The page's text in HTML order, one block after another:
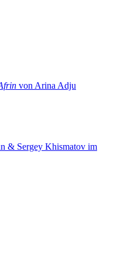
von Arina Adju
& Sergey Khismatov im